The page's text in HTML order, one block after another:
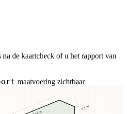
na de kaartcheck of u het rapport van
maatvoering zichtbaar
3,8 m
9,1 m